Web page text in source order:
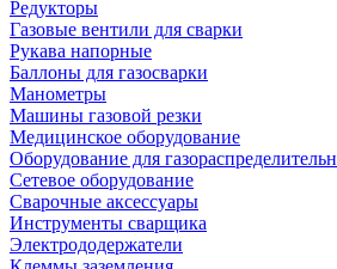
Редукторы
Газовые вентили для сварки
Рукава напорные
Баллоны для газосварки
Манометры
Машины газовой резки
Медицинское оборудование
Оборудование для
Сетевое оборудование
Сварочные аксессуары
Инструменты сварщика
Электрододержатели